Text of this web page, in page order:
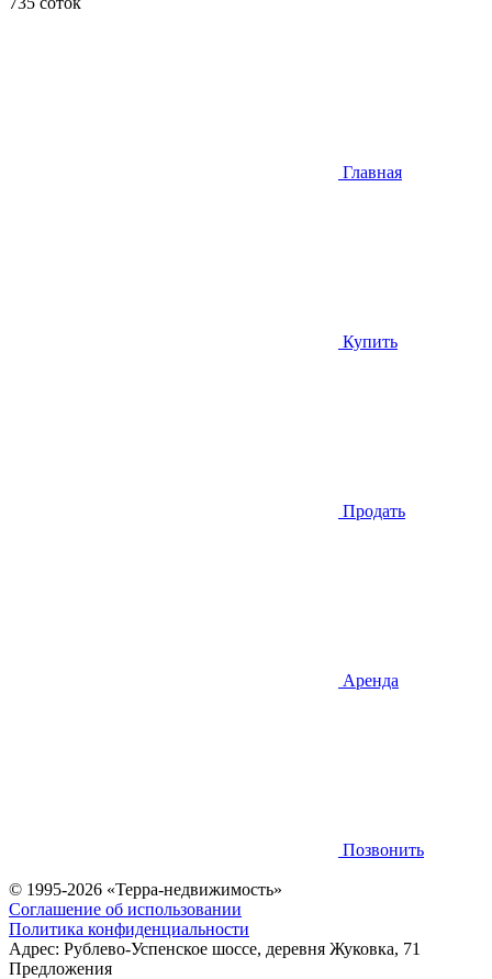
Главная
Купить
Продать
Аренда
Позвонить
© 1995-2026 «Терра-недвижимость»
Соглашение об использовании
Политика конфиденциальности
Адрес: Рублево-Успенское шоссе, деревня Жуковка, 71
Предложения